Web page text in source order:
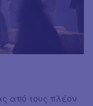
από τους πλέον